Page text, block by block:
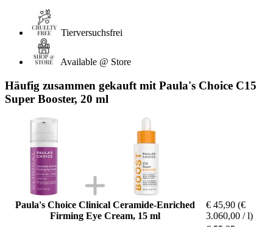
Tierversuchsfrei
Available @ Store
Häufig zusammen gekauft mit Paula's Choice C15
Super Booster, 20 ml
Paula's Choice Clinical Ceramide-Enriched
Firming Eye Cream, 15 ml
€ 45,90 (€
3.060,00 / l)